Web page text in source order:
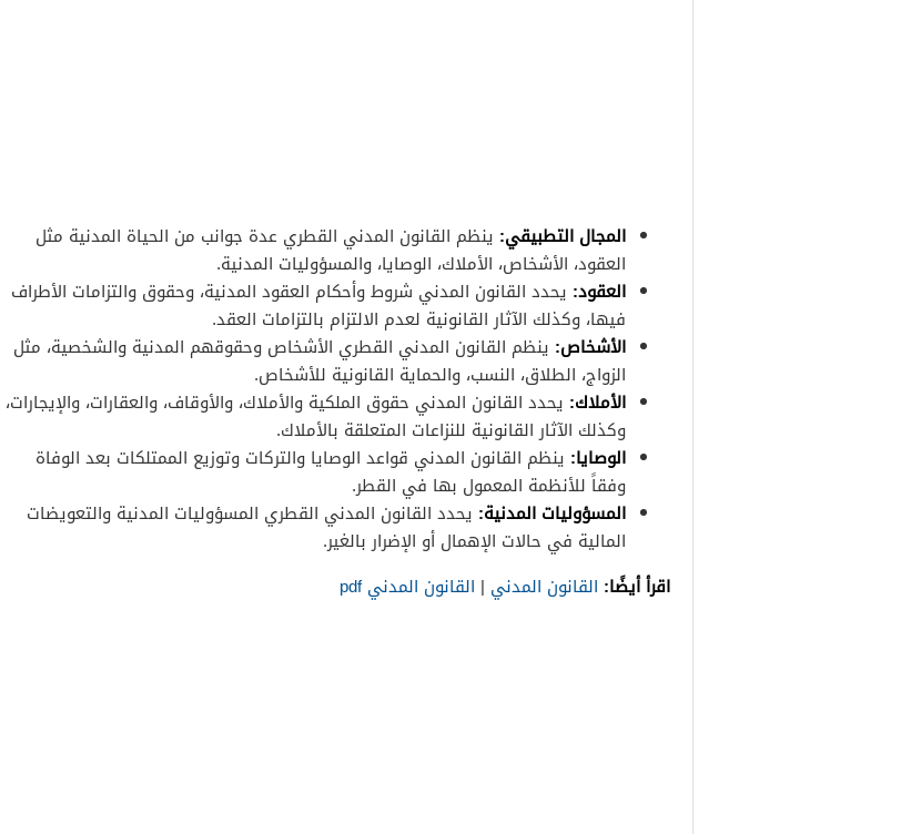
المجال التطبيقي: ينظم القانون المدني القطري عدة جوانب من الحياة المدنية مثل
العقود، الأشخاص، الأملاك، الوصايا، والمسؤوليات المدنية.
العقود: يحدد القانون المدني شروط وأحكام العقود المدنية، وحقوق والتزامات الأطراف
فيها، وكذلك الآثار القانونية لعدم الالتزام بالتزامات العقد.
الأشخاص: ينظم القانون المدني القطري الأشخاص وحقوقهم المدنية والشخصية، مثل
الزواج، الطلاق، النسب، والحماية القانونية للأشخاص.
الأملاك: يحدد القانون المدني حقوق الملكية والأملاك، والأوقاف، والعقارات، والإيجارات،
وكذلك الآثار القانونية للنزاعات المتعلقة بالأملاك.
الوصايا: ينظم القانون المدني قواعد الوصايا والتركات وتوزيع الممتلكات بعد الوفاة
وفقاً للأنظمة المعمول بها في القطر.
المسؤوليات المدنية: يحدد القانون المدني القطري المسؤوليات المدنية والتعويضات
المالية في حالات الإهمال أو الإضرار بالغير.
اقرأ أيضًا: القانون المدني | القانون المدني pdf